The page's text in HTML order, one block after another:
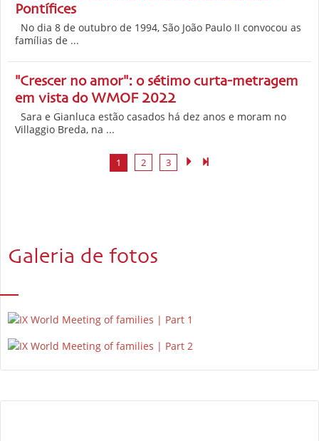
Pontífices
No dia 8 de outubro de 1994, São João Paulo II convocou as
famílias de ...
"Crescer no amor": o sétimo curta-metragem
em vista do WMOF 2022
Sara e Gianluca estão casados há dez anos e moram no
Villaggio Breda, na ...
1 2 3
Galeria de fotos